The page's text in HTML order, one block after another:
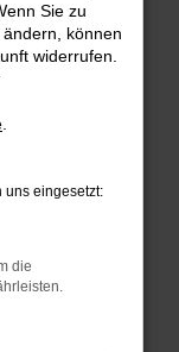
können:
deine
einem
Sie zu
können
widerrufen.
uns eingesetzt:
die